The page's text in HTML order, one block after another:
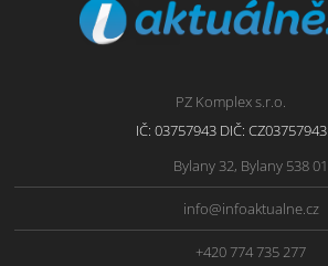
PZ Komplex s.r.o.
IČ: 03757943 DIČ: CZ03757943
Bylany 32, Bylany 538 01
info@infoaktualne.cz
+420 774 735 277